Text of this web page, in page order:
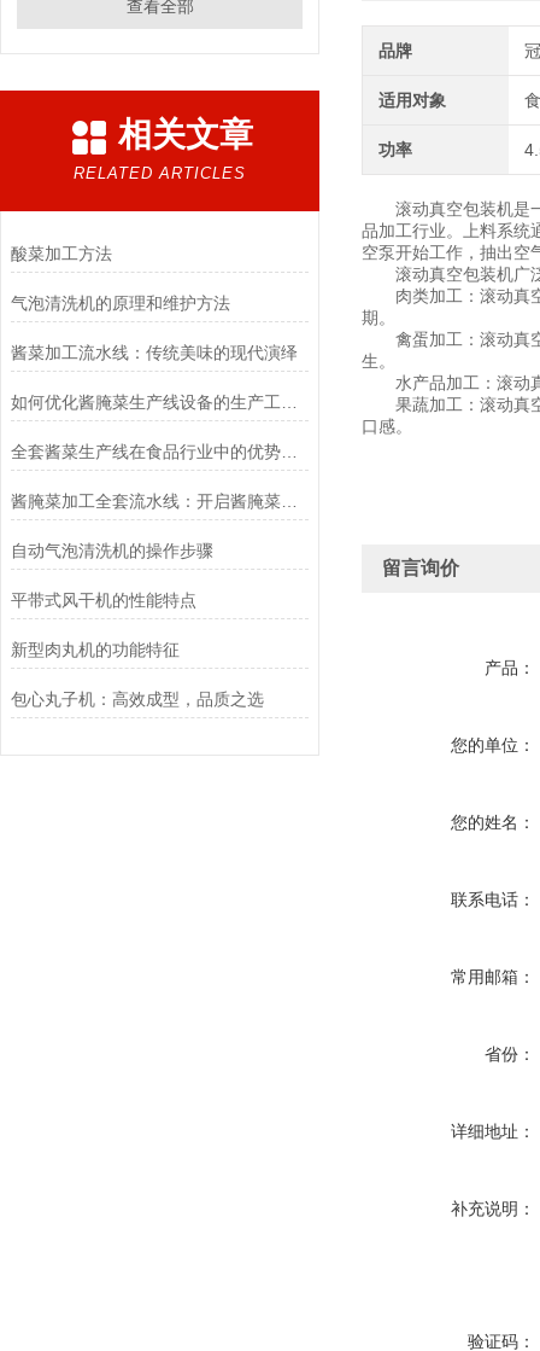
查看全部
相关文章
RELATED ARTICLES
酸菜加工方法
气泡清洗机的原理和维护方法
酱菜加工流水线：传统美味的现代演绎
全套酱菜生产线在食品行业中的优势和应用前景
自动气泡清洗机的操作步骤
平带式风干机的性能特点
新型肉丸机的功能特征
包心丸子机：高效成型，品质之选
品牌
适用对象
功率
滚动真空包装机是一
品加工行业。上料系统
空泵开始工作，抽出空
滚动真空包装机广泛
肉类加工：滚动真空
期。
禽蛋加工：滚动真空
生。
水产品加工：滚动真
果蔬加工：滚动真空
口感。
留言询价
产品：
您的单位：
您的姓名：
联系电话：
常用邮箱：
省份：
详细地址：
补充说明：
验证码：